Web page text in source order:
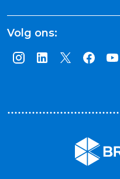
Volg ons:
Broekhuis